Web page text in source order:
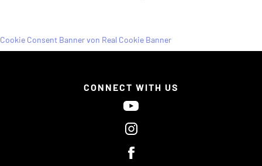
CONNECT WITH US
Cookie Consent Banner von Real Cookie Banner